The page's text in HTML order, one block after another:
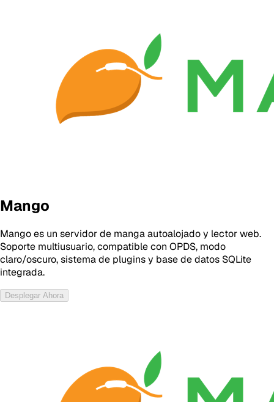
Mango
Mango es un servidor de manga autoalojado y lector web.
Soporte multiusuario, compatible con OPDS, modo
claro/oscuro, sistema de plugins y base de datos SQLite
integrada.
Desplegar Ahora